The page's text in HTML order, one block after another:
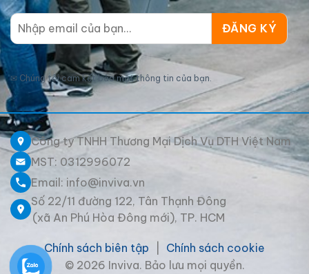
✉ Chúng tôi cam kết bảo mật thông tin của bạn.
Công ty TNHH Thương Mại Dịch Vụ DTH Việt Nam
MST: 0312996072
Email: info@inviva.vn
Số 22/11 đường 122, Tân Thạnh Đông
(xã An Phú Hòa Đông mới), TP. HCM
Chính sách biên tập
Chính sách cookie
© 2026 Inviva. Bảo lưu mọi quyền.